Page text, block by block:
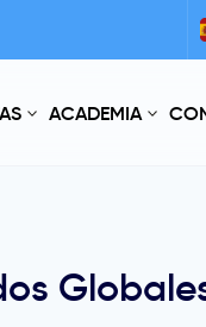
ACADEMIA